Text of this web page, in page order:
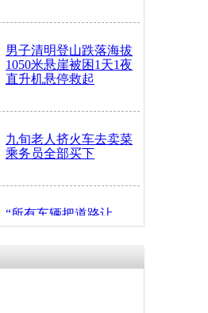
男子清明登山跌落海拔
1050米悬崖被困1天1夜
直升机悬停救起
九旬老人挤火车去卖菜
乘务员全部买下
“所有车辆把道路让
开！”儿童突发疾病交